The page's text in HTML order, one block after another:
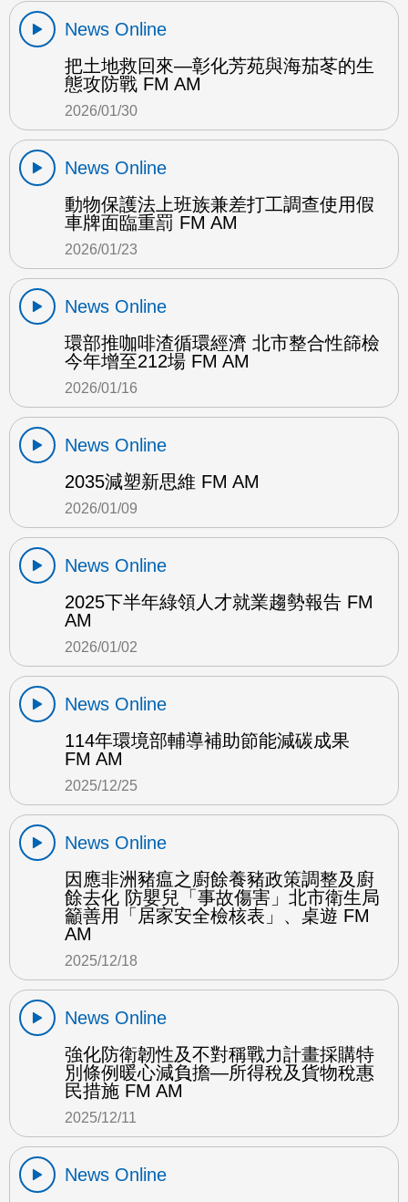
News Online
把土地救回來—彰化芳苑與海茄苳的生
態攻防戰 FM AM
2026/01/30
News Online
動物保護法上班族兼差打工調查使用假
車牌面臨重罰 FM AM
2026/01/23
News Online
環部推咖啡渣循環經濟 北市整合性篩檢
今年增至212場 FM AM
2026/01/16
News Online
2035減塑新思維 FM AM
2026/01/09
News Online
2025下半年綠領人才就業趨勢報告 FM
AM
2026/01/02
News Online
114年環境部輔導補助節能減碳成果
FM AM
2025/12/25
News Online
因應非洲豬瘟之廚餘養豬政策調整及廚
餘去化 防嬰兒「事故傷害」北市衛生局
籲善用「居家安全檢核表」、桌遊 FM
AM
2025/12/18
News Online
強化防衛韌性及不對稱戰力計畫採購特
別條例暖心減負擔—所得稅及貨物稅惠
民措施 FM AM
2025/12/11
News Online